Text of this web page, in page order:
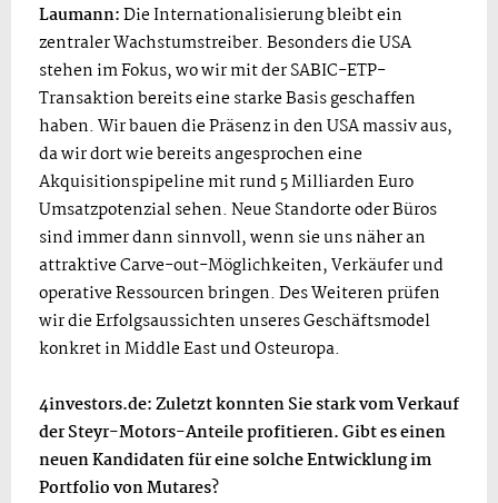
Laumann:Die Internationalisierung bleibt ein
zentraler Wachstumstreiber. Besonders die USA
stehen im Fokus, wo wir mit der SABIC-ETP-
Transaktion bereits eine starke Basis geschaffen
haben. Wir bauen die Präsenz in den USA massiv aus,
da wir dort wie bereits angesprochen eine
Akquisitionspipeline mit rund 5 Milliarden Euro
Umsatzpotenzial sehen. Neue Standorte oder Büros
sind immer dann sinnvoll, wenn sie uns näher an
attraktive Carve-out-Möglichkeiten, Verkäufer und
operative Ressourcen bringen. Des Weiteren prüfen
wir die Erfolgsaussichten unseres Geschäftsmodel
konkret in Middle East und Osteuropa.
4investors.de: Zuletzt konnten Sie stark vom Verkauf
der Steyr-Motors-Anteile profitieren. Gibt es einen
neuen Kandidaten für eine solche Entwicklung im
Portfolio von Mutares?